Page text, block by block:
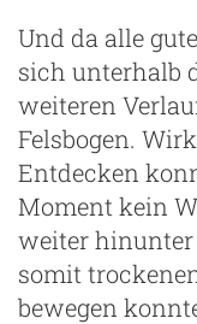
Und da alle
sich unterhalb
weiteren
Felsbogen.
Entdecken
Moment kein
weiter
somit
bewegen